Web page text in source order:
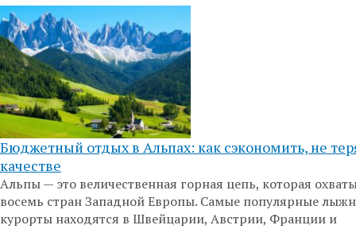
Бюджетный отдых в Альпах: как сэкономить, не
качестве
Альпы — это величественная горная цепь, которая
восемь стран Западной Европы. Самые популярные
курорты находятся в Швейцарии, Австрии, Франции и